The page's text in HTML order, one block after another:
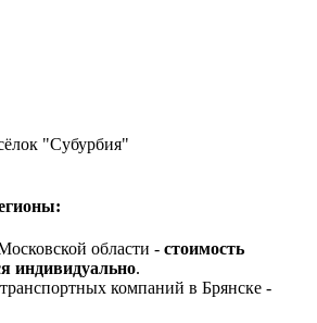
"Субурбия"
области - стоимость
индивидуально.
компаний в Брянске -